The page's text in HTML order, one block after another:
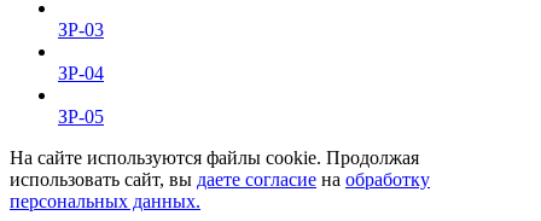
ЗР-03
ЗР-04
ЗР-05
На сайте используются файлы cookie. Продолжая
использовать сайт, вы даете согласие на обработку
персональных данных.